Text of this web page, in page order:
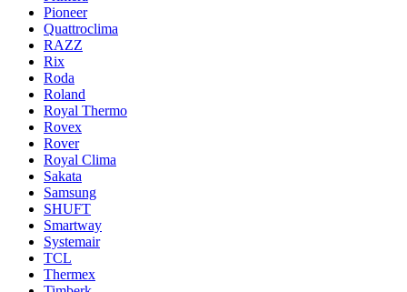
Pioneer
Quattroclima
RAZZ
Rix
Roda
Roland
Royal Thermo
Rovex
Rover
Royal Clima
Sakata
Samsung
SHUFT
Smartway
Systemair
TCL
Thermex